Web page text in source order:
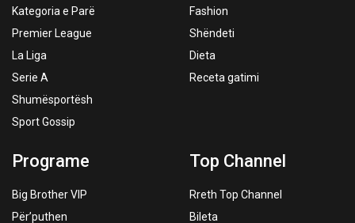
Kategoria e Parë
Premier League
La Liga
Serie A
Shumësportësh
Sport Gossip
Fashion
Shëndeti
Dieta
Receta gatimi
Programe
Big Brother VIP
Për’puthen
Top Channel
Rreth Top Channel
Bileta